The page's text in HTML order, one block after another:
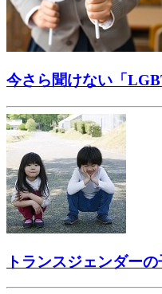
今さら聞けない「
トランスジェンダー